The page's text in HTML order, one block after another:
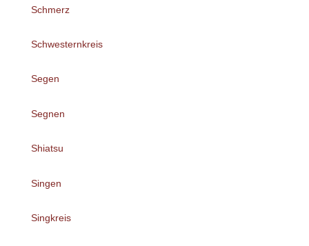
Schmerz
Schwesternkreis
Segen
Segnen
Shiatsu
Singen
Singkreis